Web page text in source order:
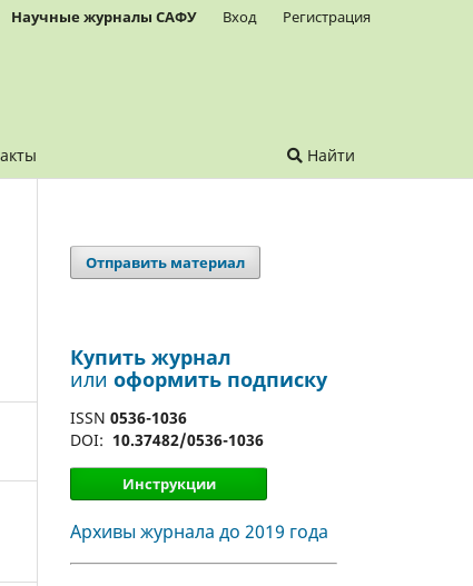
Найти
Научные журналы САФУ Вход Регистрация
Отправить материал
Купить журнал
или оформить подписку
ISSN 0536-1036
DOI: 10.37482/0536-1036
Инструкции
Архивы журнала до 2019 года